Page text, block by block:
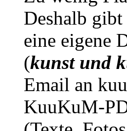
Deshalb
eine eigene
(kunst und
Email an
KuuKuM-